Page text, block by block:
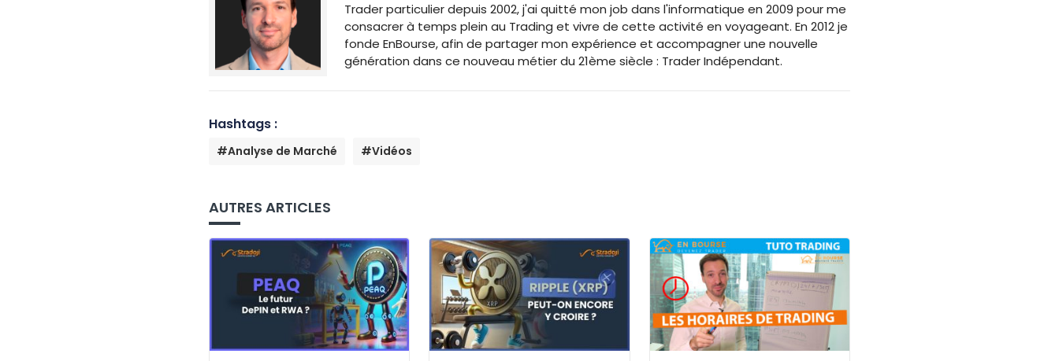
Trader particulier depuis 2002, j'ai quitté mon job dans l'informatique en 2009 pour me
consacrer à temps plein au Trading et vivre de cette activité en voyageant. En 2012 je
fonde EnBourse, afin de partager mon expérience et accompagner une nouvelle
génération dans ce nouveau métier du 21ème siècle : Trader Indépendant.
Hashtags :
#Analyse de Marché #Vidéos
AUTRES ARTICLES